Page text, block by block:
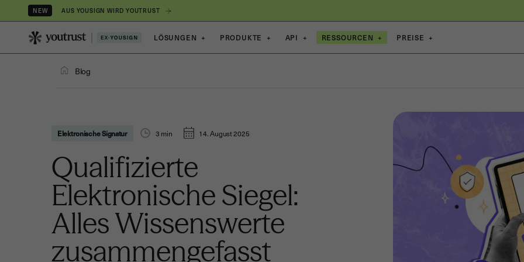
NEW AUS YOUSIGN WIRD YOUTRUST
LÖSUNGEN + PRODUKTE + API + RESSOURCEN + PREISE +
Blog
Elektronische Signatur 3 min 14. August 2025
Qualifizierte
Elektronische Siegel:
Alles Wissenswerte
zusammengefasst